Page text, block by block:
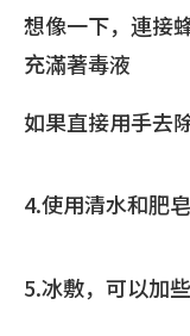
想像一下，連接
充滿著毒液
如果直接用手去
4.使用清水和肥
5.冰敷，可以加